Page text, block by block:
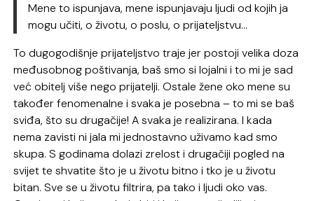
Mene to ispunjava, mene ispunjavaju ljudi od kojih ja
mogu učiti, o životu, o poslu, o prijateljstvu…
To dugogodišnje prijateljstvo traje jer postoji velika doza
međusobnog poštivanja, baš smo si lojalni i to mi je sad
već obitelj više nego prijatelji. Ostale žene oko mene su
također fenomenalne i svaka je posebna – to mi se baš
sviđa, što su drugačije! A svaka je realizirana. I kada
nema zavisti ni jala mi jednostavno uživamo kad smo
skupa. S godinama dolazi zrelost i drugačiji pogled na
svijet te shvatite što je u životu bitno i tko je u životu
bitan. Sve se u životu filtrira, pa tako i ljudi oko vas.